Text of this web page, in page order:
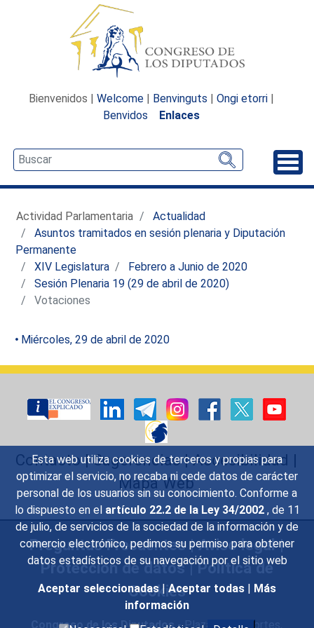
Esta web utiliza cookies de terceros y propias para
optimizar el servicio, no recaba ni cede datos de carácter
personal de los usuarios sin su conocimiento. Conforme a
lo dispuesto en el artículo 22.2 de la Ley 34/2002 , de 11
de julio, de servicios de la sociedad de la información y de
comercio electrónico, pedimos su permiso para obtener
datos estadísticos de su navegación por el sitio web
Aceptar seleccionadas | Aceptar todas | Más
información
Bienvenidos | Welcome | Benvinguts | Ongi etorri |
Benvidos
Enlaces
Actividad Parlamentaria
Actualidad
Asuntos tramitados en sesión plenaria y Diputación
Permanente
XIV Legislatura
Febrero a Junio de 2020
Sesión Plenaria 19 (29 de abril de 2020)
Votaciones
Miércoles, 29 de abril de 2020
Contacto|Sugerencias|Accesibilidad |
Mapa Web
Preguntas Frecuentes|Aviso legal|
Protección de datos|Política de
Cookies
Congreso de los Diputados- Plaza de las Cortes,